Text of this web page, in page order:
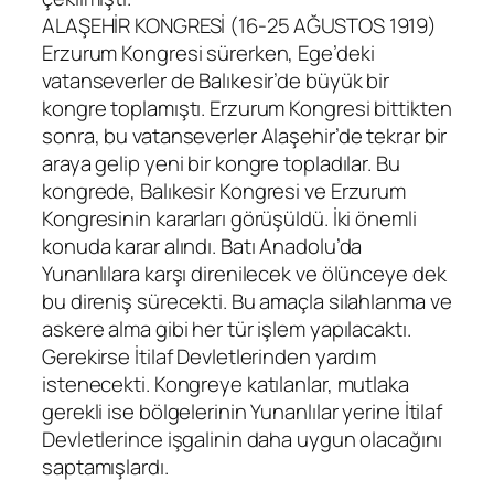
ALAŞEHİR KONGRESİ (16-25 AĞUSTOS 1919)
Erzurum Kongresi sürerken, Ege’deki
vatanseverler de Balıkesir’de büyük bir
kongre toplamıştı. Erzurum Kongresi bittikten
sonra, bu vatanseverler Alaşehir’de tekrar bir
araya gelip yeni bir kongre topladılar. Bu
kongrede, Balıkesir Kongresi ve Erzurum
Kongresinin kararları görüşüldü. İki önemli
konuda karar alındı. Batı Anadolu’da
Yunanlılara karşı direnilecek ve ölünceye dek
bu direniş sürecekti. Bu amaçla silahlanma ve
askere alma gibi her tür işlem yapılacaktı.
Gerekirse İtilaf Devletlerinden yardım
istenecekti. Kongreye katılanlar, mutlaka
gerekli ise bölgelerinin Yunanlılar yerine İtilaf
Devletlerince işgalinin daha uygun olacağını
saptamışlardı.